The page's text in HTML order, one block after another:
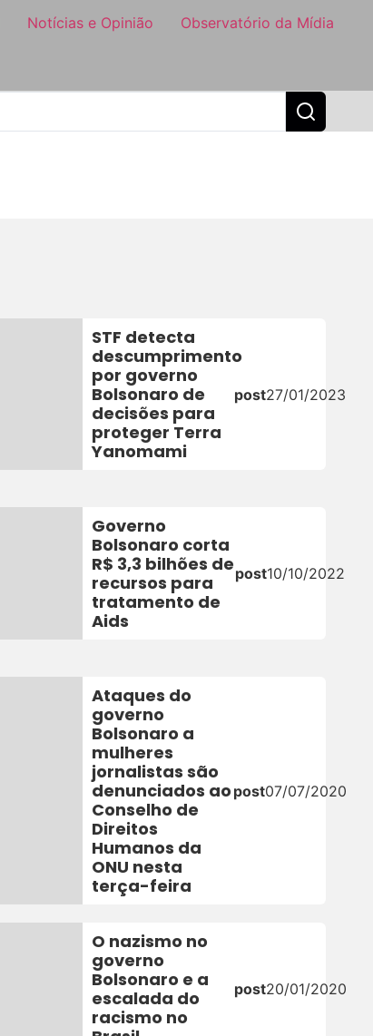
Notícias e Opinião Observatório da Mídia
STF detecta
descumprimento
por governo
Bolsonaro de
decisões para
proteger Terra
Yanomami
post27/01/2023
Governo
Bolsonaro corta
R$ 3,3 bilhões de
recursos para
tratamento de
Aids
post10/10/2022
Ataques do
governo
Bolsonaro a
mulheres
jornalistas são
denunciados ao
Conselho de
Direitos
Humanos da
ONU nesta
terça-feira
post07/07/2020
O nazismo no
governo
Bolsonaro e a
escalada do
racismo no
post20/01/2020